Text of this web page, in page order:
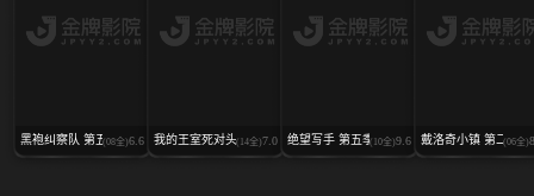
黑袍纠察队 第五季
(08全)6.6 我的王室死对头(14全)7.0 绝望写手 第五季(10全)9.6 戴洛奇小镇 第二季
(06全)